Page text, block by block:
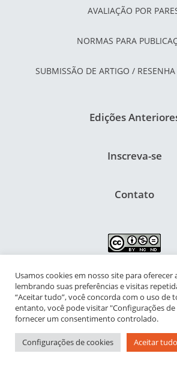
AVALIAÇÃO POR
NORMAS PARA
SUBMISSÃO DE ARTIGO /
Edições
Inscreva-se
Contato
NIPIAC – Núcleo Interdisciplinar de
Adolescência Contemporâneas
Universidade Federal do Rio de Janeiro -
Av. Pasteur, 250 – Urca, Prédio da Decania do
Rio de Janeiro - RJ, Brasil | CEP 22.290-902
Usamos cookies em nosso site para oferecer
lembrando suas preferências e visitas
“Aceitar tudo”, você concorda com o uso de
entanto, você pode visitar "Configurações
fornecer um consentimento controlado.
Configurações de cookies Aceitar tudo